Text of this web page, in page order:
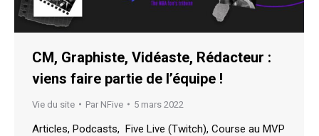
CM, Graphiste, Vidéaste, Rédacteur :
viens faire partie de l’équipe !
Vie du site Par NFive 5 mars 2022
Articles, Podcasts, Five Live (Twitch), Course au MVP